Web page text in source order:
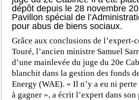
dépôt depuis le 28 novembre
Pavillon spécial de
pour abus de biens sociaux.
Grâce aux conclusions de l’expert-
Touré, l’ancien ministre Samuel
d’une mainlevée du juge du 20e
blanchit dans la gestion des fonds
Energy (WAE). « Il n’y a eu ni
à gagner », a écrit l’expert dans